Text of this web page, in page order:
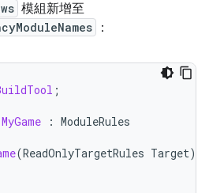
模組新增至
：
;
MyGame : ModuleRules
(ReadOnlyTargetRules Target)